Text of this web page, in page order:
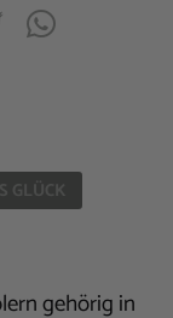
GLÜCK
gehörig in